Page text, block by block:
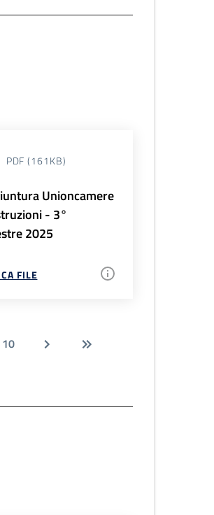
PDF (161KB)
Unioncamere
- 3°
2025
FILE
10